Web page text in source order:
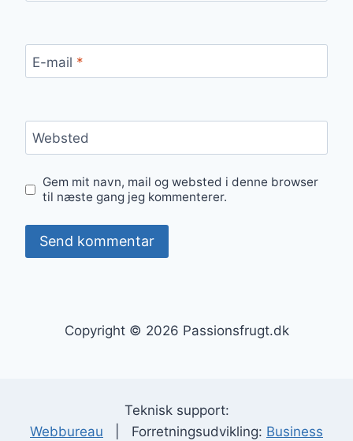
E-mail *
Websted
Gem mit navn, mail og websted i denne browser
til næste gang jeg kommenterer.
Copyright © 2026 Passionsfrugt.dk
Teknisk support:
Webbureau | Forretningsudvikling: Business